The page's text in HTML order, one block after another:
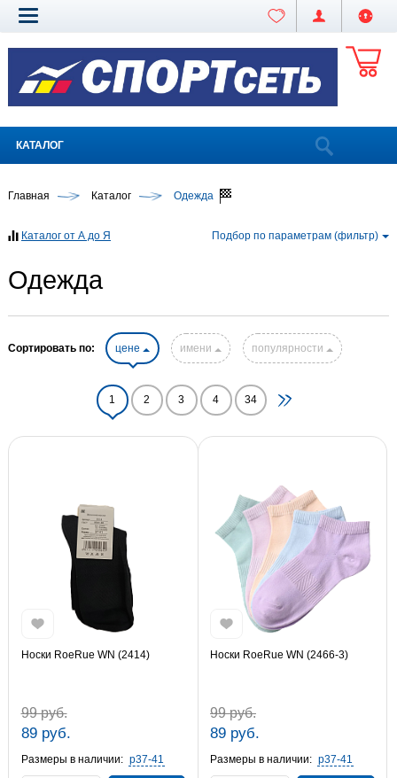
КАТАЛОГ
Главная Каталог Одежда
Каталог от А до Я Подбор по параметрам (фильтр)
Одежда
Сортировать по: цене имени популярности
1 2 3 4 34
Носки RoeRue WN (2414)
99 руб.
89 руб.
Размеры в наличии: р37-41
Носки RoeRue WN (2466-3)
99 руб.
89 руб.
Размеры в наличии: р37-41